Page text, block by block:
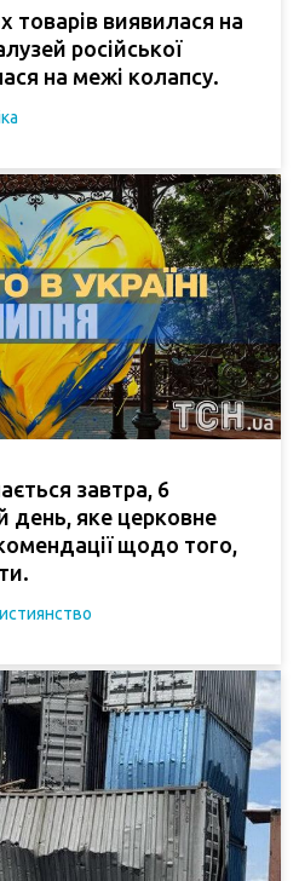
товарів виявилася на
російської
на межі колапсу.
завтра, 6
день, яке церковне
щодо того,